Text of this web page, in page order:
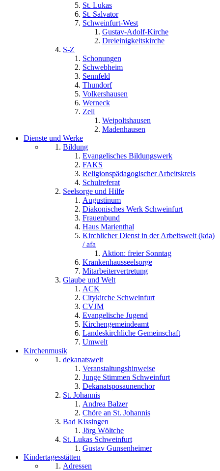
St. Lukas
St. Salvator
Schweinfurt-West
Gustav-Adolf-Kirche
Dreieinigkeitskirche
S-Z
Schonungen
Schwebheim
Sennfeld
Thundorf
Volkershausen
Werneck
Zell
Weipoltshausen
Madenhausen
Dienste und Werke
Bildung
Evangelisches Bildungswerk
FAKS
Religionspädagogischer Arbeitskreis
Schulreferat
Seelsorge und Hilfe
Augustinum
Diakonisches Werk Schweinfurt
Frauenbund
Haus Marienthal
Kirchlicher Dienst in der Arbeitswelt (kda)
/ afa
Aktion: freier Sonntag
Krankenhausseelsorge
Mitarbeitervertretung
Glaube und Welt
ACK
Citykirche Schweinfurt
CVJM
Evangelische Jugend
Kirchengemeindeamt
Landeskirchliche Gemeinschaft
Umwelt
Kirchenmusik
dekanatsweit
Veranstaltungshinweise
Junge Stimmen Schweinfurt
Dekanatsposaunenchor
St. Johannis
Andrea Balzer
Chöre an St. Johannis
Bad Kissingen
Jörg Wöltche
St. Lukas Schweinfurt
Gustav Gunsenheimer
Kindertagesstätten
Adressen